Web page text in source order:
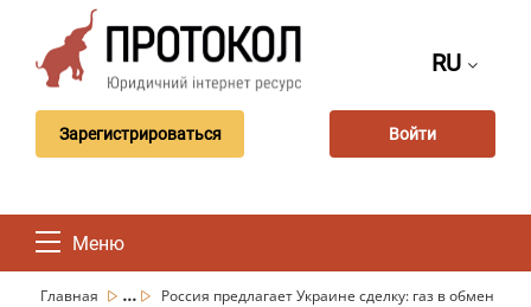
RU
Зарегистрироваться Войти
Меню
Главная ...
Россия предлагает Украине сделку: газ в обмен